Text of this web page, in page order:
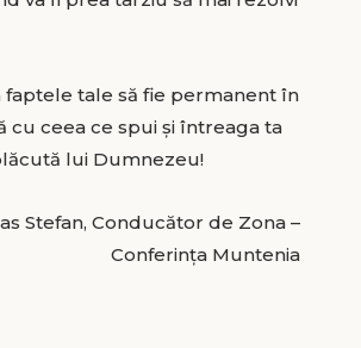
faptele tale să fie permanent în
cu ceea ce spui și întreaga ta
lui Dumnezeu!
Stefan, Conducător de Zona –
Conferința Muntenia